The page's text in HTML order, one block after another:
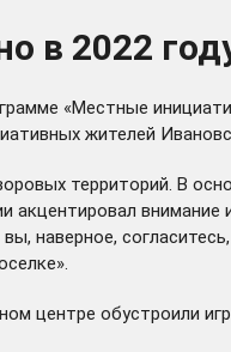
в 2022
«Местные
жителей
территорий. В
акцентировал внимание
наверное,
центре обустроили